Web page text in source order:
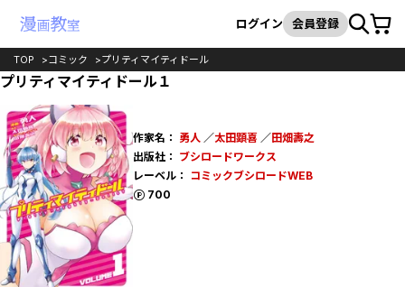
検索
ログイン 会員登録カート
TOP コミック プリティマイティドール
プリティマイティドール１
作家名： 勇人／太田顕喜／田畑壽之
出版社： ブシロードワークス
レーベル：
コミックブシロードWEB
700
ポイント